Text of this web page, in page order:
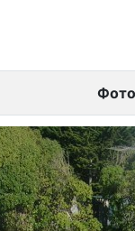
Фото